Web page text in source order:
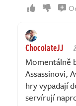
ChocolateJJ
Momentálně
Assassinovi,
hry vypadají
servírují